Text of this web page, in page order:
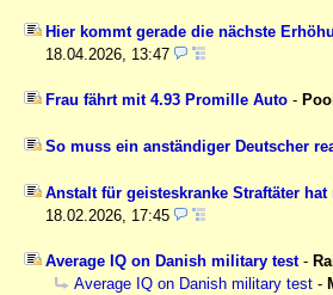
Hier kommt gerade die nächste
18.04.2026, 13:47
Frau fährt mit 4.93 Promille Auto -
So muss ein anständiger Deutscher
Anstalt für geisteskranke Straftäter
18.02.2026, 17:45
Average IQ on Danish military test-
Average IQ on Danish military test -